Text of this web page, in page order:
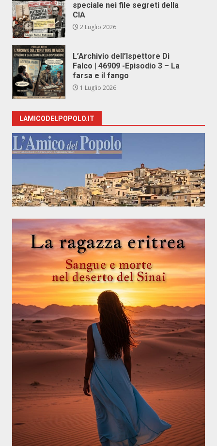
speciale nei file segreti della
CIA
2 Luglio 2026
L’Archivio dell’Ispettore Di
Falco | 46909 -Episodio 3 – La
farsa e il fango
1 Luglio 2026
LAMICODELPOPOLO.IT